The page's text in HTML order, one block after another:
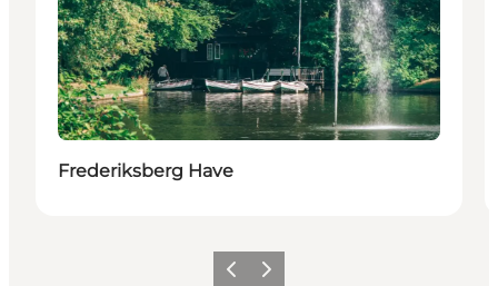
Frederiksberg Have
ForrigeNeste